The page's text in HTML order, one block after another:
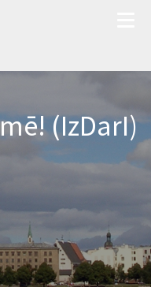
(IzDarI)